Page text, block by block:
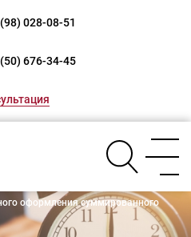
028-08-51
676-34-45
оформления суммированного